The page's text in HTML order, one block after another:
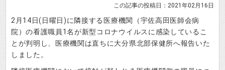
この記事の投稿日：2021年02月16日
2月14日(日曜日)に隣接する医療機関（宇佐高田医師会病
院）の看護職員1名が新型コロナウイルスに感染しているこ
とが判明し、医療機関は直ちに大分県北部保健所へ報告いた
しました。